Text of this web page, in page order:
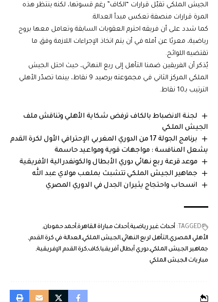
الجيش الملكي تقبّل قرارات “الكاف” رغم قسوتها، لكنه ينتظر هذه
المرة قرارات منصفة تعكس مبدأ العدالة.
كما شدد على أن فريقه احترم العقوبات السابقة وتعامل معها بروح
رياضية، معربًا عن أمله في أن يتم اتخاذ الإجراءات اللازمة وفق ما
تقتضيه اللوائح.
يُذكر أن الفريقين ضمنا التأهل إلى ربع النهائي، حيث احتل الجيش
الملكي المركز الثاني في مجموعته برصيد 9 نقاط، بينما تصدّر الأهلي
الترتيب بـ10 نقاط.
لجنة الانضباط بالكاف ترفض شكاية الأهلي وتناقش ملف
الجيش الملكي
برنامج الجولة 17 من الدوري المغربي الإحترافي الأول لكرة القدم
يشعل المنافسة : مواجهات قوية ومواعيد حاسمة
موعد قرعة ربع نهائي دوري الأبطال والكونفدرالية الأفريقية
جماهير الجيش الملكي تتشبث بملعب مولاي عبد الله
انسحاب واحتجاج يثيران الجدل في الدوري المصري
TAGGED: أحداث غير رياضيةأحداث مباراة القاهرة أحمد حمودان
الأهلي المصريالتأهل لربع النهائيالجيش الملكي العدالة في كرة القدم
جماهير الجيش الملكي دوري أبطال أفريقياكافكرة القدم الإفريقية
مباريات الجيش الملكي